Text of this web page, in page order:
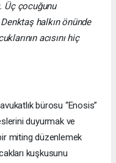
Üç çocuğunu
halkın önünde
acısını hiç
bürosu “Enosis”
duyurmak ve
miting düzenlemek
kuşkusunu